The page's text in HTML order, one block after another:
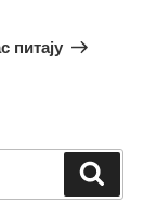
питају